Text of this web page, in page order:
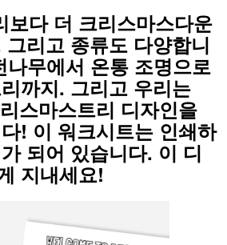
보다 더 크리스마스다운
리고 종류도 다양합니
나무에서 온통 조명으로
까지. 그리고 우리는
스마스트리 디자인을
! 이 워크시트는 인쇄하
되어 있습니다. 이 디
지내세요!